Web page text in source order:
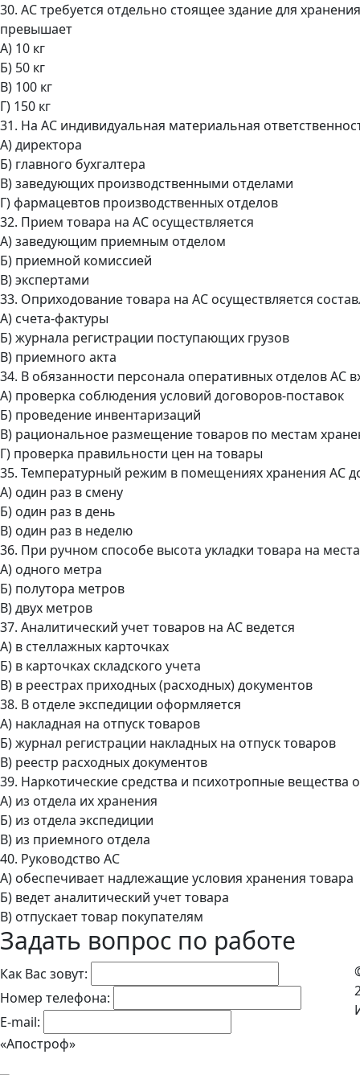
30. АС требуется отдельно стоящее здание для
превышает
А) 10 кг
Б) 50 кг
В) 100 кг
Г) 150 кг
31. На АС индивидуальная материальная
А) директора
Б) главного бухгалтера
В) заведующих производственными отделами
Г) фармацевтов производственных отделов
32. Прием товара на АС осуществляется
А) заведующим приемным отделом
Б) приемной комиссией
В) экспертами
33. Оприходование товара на АС осуществляется
А) счета-фактуры
Б) журнала регистрации поступающих грузов
В) приемного акта
34. В обязанности персонала оперативных отделов АС
А) проверка соблюдения условий договоров-поставок
Б) проведение инвентаризаций
В) рациональное размещение товаров по местам
Г) проверка правильности цен на товары
35. Температурный режим в помещениях хранения АС
А) один раз в смену
Б) один раз в день
В) один раз в неделю
36. При ручном способе высота укладки товара на
А) одного метра
Б) полутора метров
В) двух метров
37. Аналитический учет товаров на АС ведется
А) в стеллажных карточках
Б) в карточках складского учета
В) в реестрах приходных (расходных) документов
38. В отделе экспедиции оформляется
А) накладная на отпуск товаров
Б) журнал регистрации накладных на отпуск товаров
В) реестр расходных документов
39. Наркотические средства и психотропные вещества
А) из отдела их хранения
Б) из отдела экспедиции
В) из приемного отдела
40. Руководство АС
А) обеспечивает надлежащие условия хранения товара
Б) ведет аналитический учет товара
В) отпускает товар покупателям
Задать вопрос по работе
Как Вас зовут:
Номер телефона:
E-mail:
«Апостроф»